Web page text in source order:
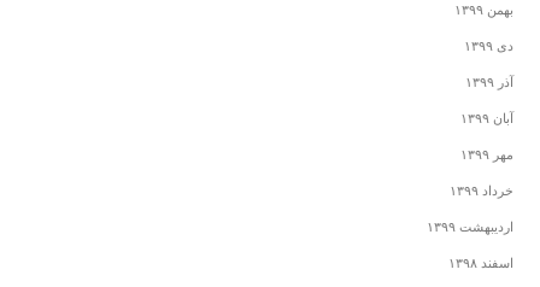
بهمن ۱۳۹۹
دی ۱۳۹۹
آذر ۱۳۹۹
آبان ۱۳۹۹
مهر ۱۳۹۹
خرداد ۱۳۹۹
اردیبهشت ۱۳۹۹
اسفند ۱۳۹۸